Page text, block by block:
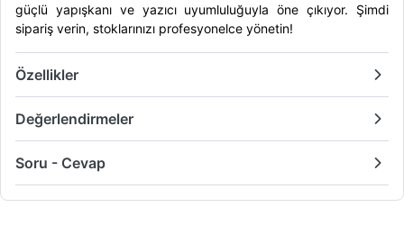
güçlü yapışkanı ve yazıcı uyumluluğuyla öne çıkıyor. Şimdi
sipariş verin, stoklarınızı profesyonelce yönetin!
Özellikler
Değerlendirmeler
Soru - Cevap